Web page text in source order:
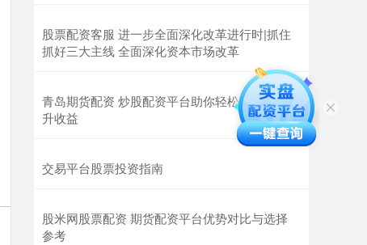
股票配资客服 进一步全面深化改革进行时|抓住
抓好三大主线 全面深化资本市场改革
青岛期货配资 炒股配资平台助你轻松配资，提
升收益
交易平台股票投资指南
股米网股票配资 期货配资平台优势对比与选择
参考